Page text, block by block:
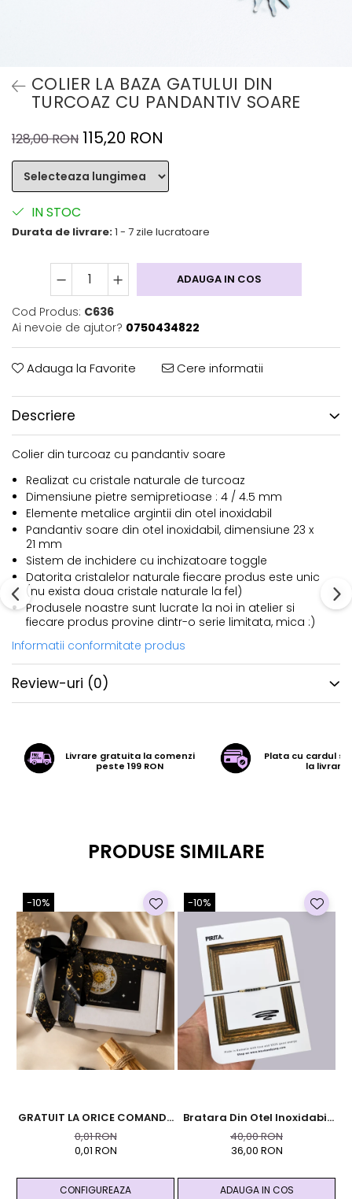
COLIER LA BAZA GATULUI DIN
TURCOAZ CU PANDANTIV SOARE
128,00 RON 115,20 RON
IN STOC
Durata de livrare:1 - 7 zile lucratoare
ADAUGA IN COS
Cod Produs: C636
Ai nevoie de ajutor? 0750434822
Adauga la Favorite Cere informatii
Descriere
Colier din turcoaz cu pandantiv soare
Realizat cu cristale naturale de turcoaz
Dimensiune pietre semipretioase : 4 / 4.5 mm
Elemente metalice argintii din otel inoxidabil
Pandantiv soare din otel inoxidabil, dimensiune 23 x
21 mm
Sistem de inchidere cu inchizatoare toggle
Datorita cristalelor naturale fiecare produs este unic
(nu exista doua cristale naturale la fel)
Produsele noastre sunt lucrate la noi in atelier si
fiecare produs provine dintr-o serie limitata, mica :)
Informatii conformitate produs
Review-uri (0)
Livrare gratuita la comenzi
peste 199 RON
Plata cu cardul
la livrare
PRODUSE SIMILARE
-10%
GRATUIT LA ORICE COMANDA
PESTE 99 RON - Cutie
Personalizata Cadou Black
0,01 RON
0,01 RON
CONFIGUREAZA
-10%
Bratara Din Otel Inoxidabil
Auriu Cu Cristale Naturale
De Pirita - Abundenta,
40,00 RON
36,00 RON
ADAUGA IN COS